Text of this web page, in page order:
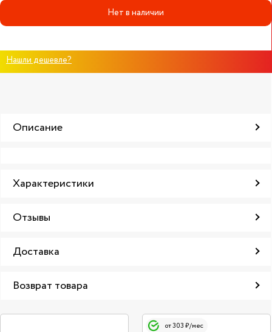
Нет в наличии
Нашли дешевле?
Описание
Характеристики
Отзывы
Доставка
Возврат товара
от 303 ₽/мес